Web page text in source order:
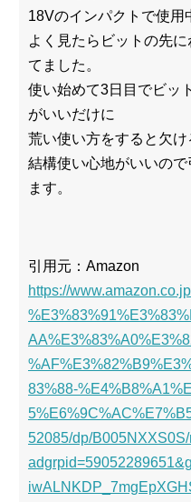
18Vのインパクトで使用
よく見たらビットの先
てました。
使い始めて3日目でビッ
がいいだけに
荒い使い方をすると欠け
結構使い心地がいいの
ます。
引用元：Amazon
https://
83%88-
52085/dp/